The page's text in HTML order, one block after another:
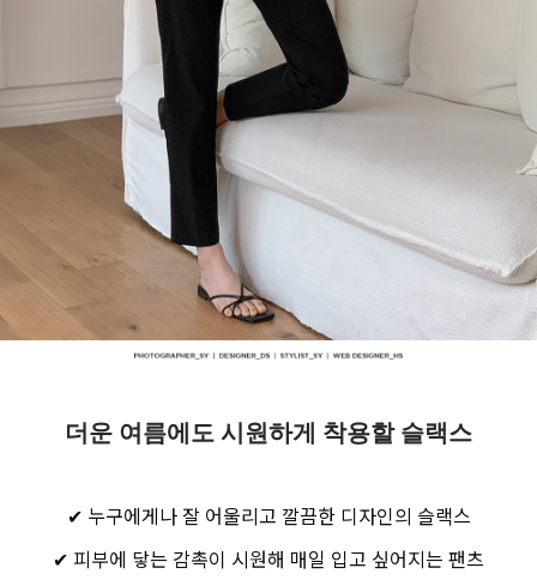
더운 여름에도 시원하게 착용할 슬랙스
✔ 누구에게나 잘 어울리고 깔끔한 디자인의 슬랙스
✔ 피부에 닿는 감촉이 시원해 매일 입고 싶어지는 팬츠